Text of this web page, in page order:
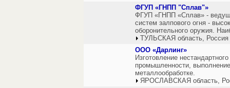
ФГУП «ГНПП "Сплав"»
ФГУП «ГНПП «Сплав» -
систем залпового огня -
оборонительного оружия.
ТУЛЬСКАЯ область, Россия
ООО «Дарлинг»
Изготовление
промышленности,
металлообработке.
ЯРОСЛАВСКАЯ область,